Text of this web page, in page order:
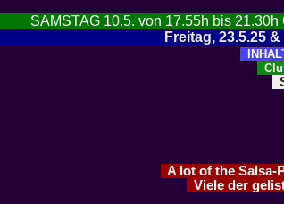
SAMSTAG 10.5. von 17.55h bis
Freitag, 23.5.25
A lot of the Salsa-
Viele der